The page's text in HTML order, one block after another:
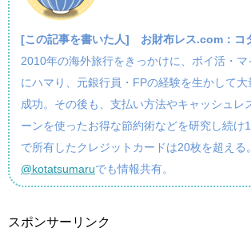
[この記事を書いた人] お財布レス.com：コ
2010年の海外旅行をきっかけに、ポイ活・マ
にハマり、元銀行員・FPの経験を生かして大
成功。その後も、支払い方法やキャッシュレ
ーンを使ったお得な節約術などを研究し続け
で所有したクレジットカードは20枚を超える
@kotatsumaruでも情報共有。
スポンサーリンク